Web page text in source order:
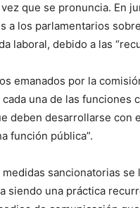
que se pronuncia. En
a los parlamentarios
laboral, debido a las
emanados por la
una de las funciones
deben desarrollarse con
función pública”.
sancionatorias
siendo una práctica